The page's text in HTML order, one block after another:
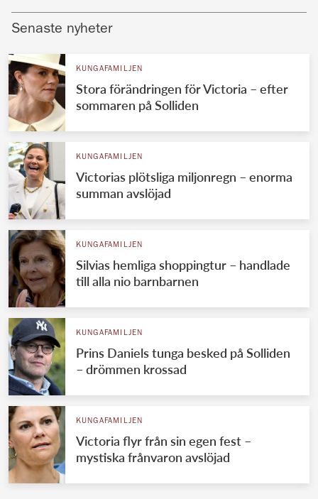
Senaste nyheter
KUNGAFAMILJEN
Stora förändringen för Victoria – efter
sommaren på Solliden
KUNGAFAMILJEN
Victorias plötsliga miljonregn – enorma
summan avslöjad
KUNGAFAMILJEN
Silvias hemliga shoppingtur – handlade
till alla nio barnbarnen
KUNGAFAMILJEN
Prins Daniels tunga besked på Solliden
– drömmen krossad
KUNGAFAMILJEN
Victoria flyr från sin egen fest –
mystiska frånvaron avslöjad